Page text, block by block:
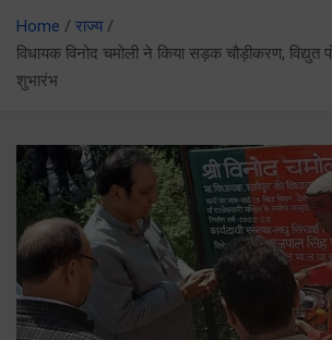
Home
राज्य
विधायक विनोद चमोली ने किया सड़क चौड़ीकरण, विद्युत
शुभारंभ